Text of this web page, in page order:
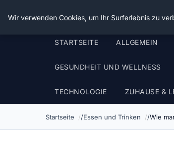
Die Schnitter
STARTSEITE ALLGEMEIN
GESUNDHEIT UND WELLNESS
TECHNOLOGIE ZUHAUSE &
Startseite Essen und Trinken Wie
Wir verwenden Cookies, um Ihr Surferlebnis zu